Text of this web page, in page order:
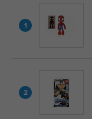
1
2